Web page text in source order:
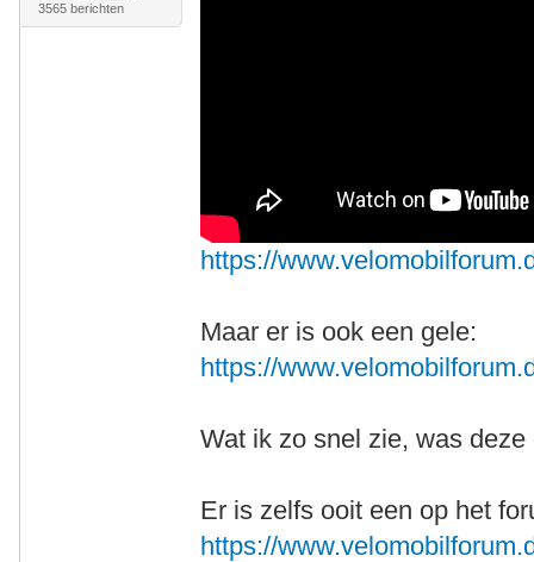
3565 berichten
https://
Maar er is ook een gele:
https://
Wat ik zo snel zie, was
Er is zelfs ooit een op het
https://